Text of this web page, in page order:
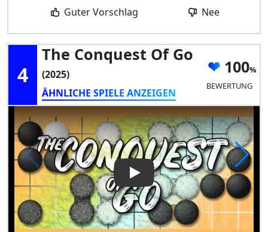
Guter Vorschlag Nee
4
The Conquest Of Go
(2025)
ÄHNLICHE SPIELE ANZEIGEN
100
BEWERTUNG
Play Video: The Conquest of